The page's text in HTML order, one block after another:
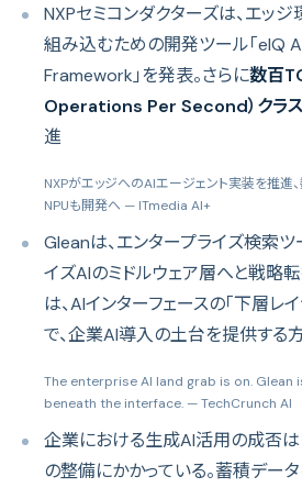
NXPセミコンダクターズは、エッ
組み込むための開発ツール「eIQ
Framework」を発表。さらに数百
Operations Per Second）クラス
進
NXPがエッジへのAIエージェント実装を推進
NPUも開発へ — ITmedia AI+
Gleanは、エンタープライズ検索
イズAIのミドルウェア層へと戦略
は、AIインターフェースの「下層レ
で、企業AI導入の土台を提供する
The enterprise AI land grab is on. Glean
beneath the interface. — TechCrunch AI
企業における生成AI活用の成否は
の整備にかかっている。蓄積デー